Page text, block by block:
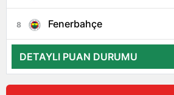
8 Fenerbahçe
DETAYLI PUAN DURUMU